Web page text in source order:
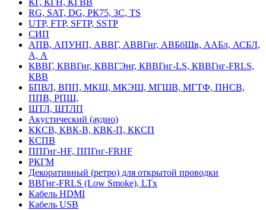
КГ, КГН, КГВВ
RG, SAT, DG, РК75, 3С, TS
UTP, FTP, SFTP, SSTP
СИП
АПВ, АПУНП, АВВГ, АВВГнг, АВБбШв, ААБл, АСБЛ,
А, А
КВВГ, КВВГнг, КВВГЭнг, КВВГнг-LS, КВВГнг-FRLS,
КВВ
БПВЛ, ВПП, МКШ, МКЭШ, МГШВ, МГТФ, ПНСВ,
ППВ, РПШ,
ШТЛ, ШТЛП
Акустический (аудио)
ККСВ, КВК-В, КВК-П, ККСП
КСПВ
ППГнг-HF, ППГнг-FRHF
РКГМ
Декоративный (ретро) для открытой проводки
ВВГнг-FRLS (Low Smoke), LTx
Кабель HDMI
Кабель USB